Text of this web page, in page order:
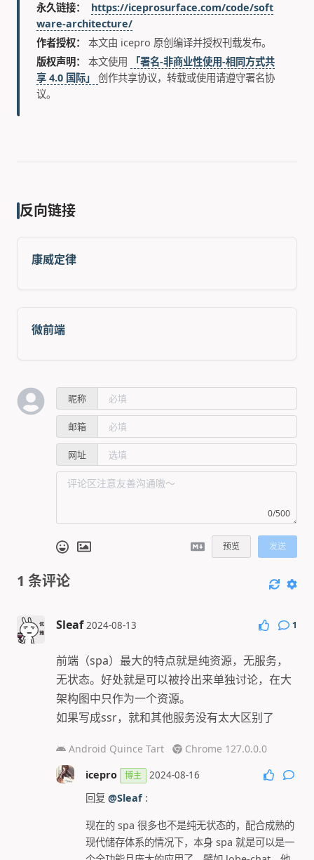
永久链接：
https://iceprosurface.com/code/soft
ware-architecture/
作者授权：
本文由 icepro 原创编译并授权刊载发布。
版权声明：
本文使用
「署名-非商业性使用-相同方式共
享 4.0 国际」 创作共享协议，转载或使用请遵守署名协
议。
反向链接
康威定律
微前端
昵称
邮箱
网址
0/500
预览 发送
1 条评论
Sleaf 2024-08-13 1
前端（spa）最大的特点就是纯资源，无服务，
无状态。好处就是可以被拎出来单独讨论，在大
架构图中只作为一个资源。
如果写成ssr，就和其他服务没有太大区别了
Android Quince Tart
Chrome 127.0.0.0
icepro
博主 2024-08-16
回复 @Sleaf:
现在的 spa 很多也不是纯无状态的，配合成熟的
现代储存体系的情况下，本身 spa 就是可以是一